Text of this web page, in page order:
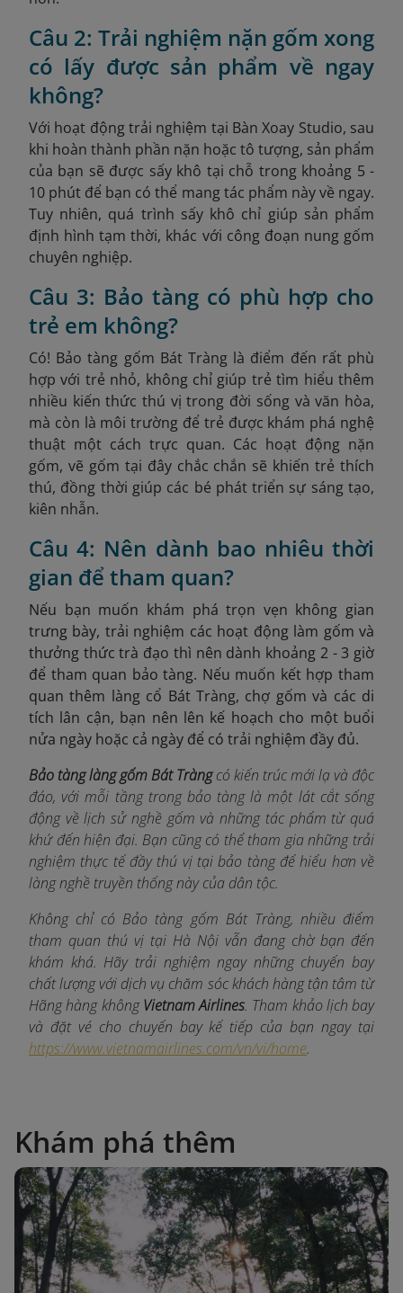
Câu 2: Trải nghiệm nặn gốm xong
có lấy được sản phẩm về ngay
không?
Với hoạt động trải nghiệm tại Bàn Xoay Studio, sau
khi hoàn thành phần nặn hoặc tô tượng, sản phẩm
của bạn sẽ được sấy khô tại chỗ trong khoảng 5 -
10 phút để bạn có thể mang tác phẩm này về ngay.
Tuy nhiên, quá trình sấy khô chỉ giúp sản phẩm
định hình tạm thời, khác với công đoạn nung gốm
chuyên nghiệp.
Câu 3: Bảo tàng có phù hợp cho
trẻ em không?
Có! Bảo tàng gốm Bát Tràng là điểm đến rất phù
hợp với trẻ nhỏ, không chỉ giúp trẻ tìm hiểu thêm
nhiều kiến thức thú vị trong đời sống và văn hòa,
mà còn là môi trường để trẻ được khám phá nghệ
thuật một cách trực quan. Các hoạt động nặn
gốm, vẽ gốm tại đây chắc chắn sẽ khiến trẻ thích
thú, đồng thời giúp các bé phát triển sự sáng tạo,
kiên nhẫn.
Câu 4: Nên dành bao nhiêu thời
gian để tham quan?
Nếu bạn muốn khám phá trọn vẹn không gian
trưng bày, trải nghiệm các hoạt động làm gốm và
thưởng thức trà đạo thì nên dành khoảng 2 - 3 giờ
để tham quan bảo tàng. Nếu muốn kết hợp tham
quan thêm làng cổ Bát Tràng, chợ gốm và các di
tích lân cận, bạn nên lên kế hoạch cho một buổi
nửa ngày hoặc cả ngày để có trải nghiệm đầy đủ.
Bảo tàng làng gốm Bát Tràngcó kiến trúc mới lạ và độc
đáo, với mỗi tầng trong bảo tàng là một lát cắt sống
động về lịch sử nghề gốm và những tác phẩm từ quá
khứ đến hiện đại. Bạn cũng có thể tham gia những trải
nghiệm thực tế đầy thú vị tại bảo tàng để hiểu hơn về
làng nghề truyền thống này của dân tộc.
Không chỉ có Bảo tàng gốm Bát Tràng, nhiều điểm
tham quan thú vị tại Hà Nội vẫn đang chờ bạn đến
khám khá. Hãy trải nghiệm ngay những chuyến bay
chất lượng với dịch vụ chăm sóc khách hàng tận tâm từ
Hãng hàng khôngVietnam Airlines. Tham khảo lịch bay
và đặt vé cho chuyến bay kế tiếp của bạn ngay tại
https://www.vietnamairlines.com/vn/vi/home.
Khám phá thêm